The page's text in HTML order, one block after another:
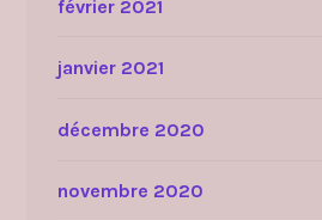
février 2021
janvier 2021
décembre 2020
novembre 2020